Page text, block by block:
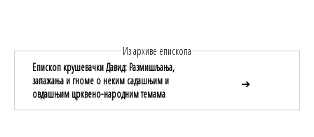
Из архиве епископа
Епископ крушевачки Давид: Размишљања,
запажања и гноме о неким садашњим и
овдашњим црквено-народним темама
➔